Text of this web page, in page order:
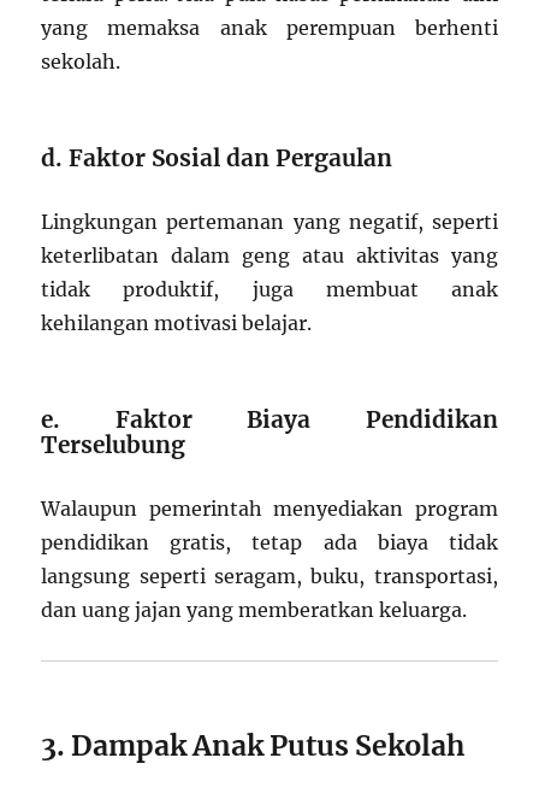
yang memaksa anak perempuan berhenti
sekolah.
d. Faktor Sosial dan Pergaulan
Lingkungan pertemanan yang negatif, seperti
keterlibatan dalam geng atau aktivitas yang
tidak produktif, juga membuat anak
kehilangan motivasi belajar.
e. Faktor Biaya Pendidikan
Terselubung
Walaupun pemerintah menyediakan program
pendidikan gratis, tetap ada biaya tidak
langsung seperti seragam, buku, transportasi,
dan uang jajan yang memberatkan keluarga.
3. Dampak Anak Putus Sekolah